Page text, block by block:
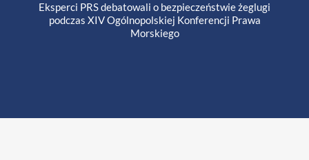
Eksperci PRS debatowali o bezpieczeństwie żeglugi
podczas XIV Ogólnopolskiej Konferencji Prawa
Morskiego